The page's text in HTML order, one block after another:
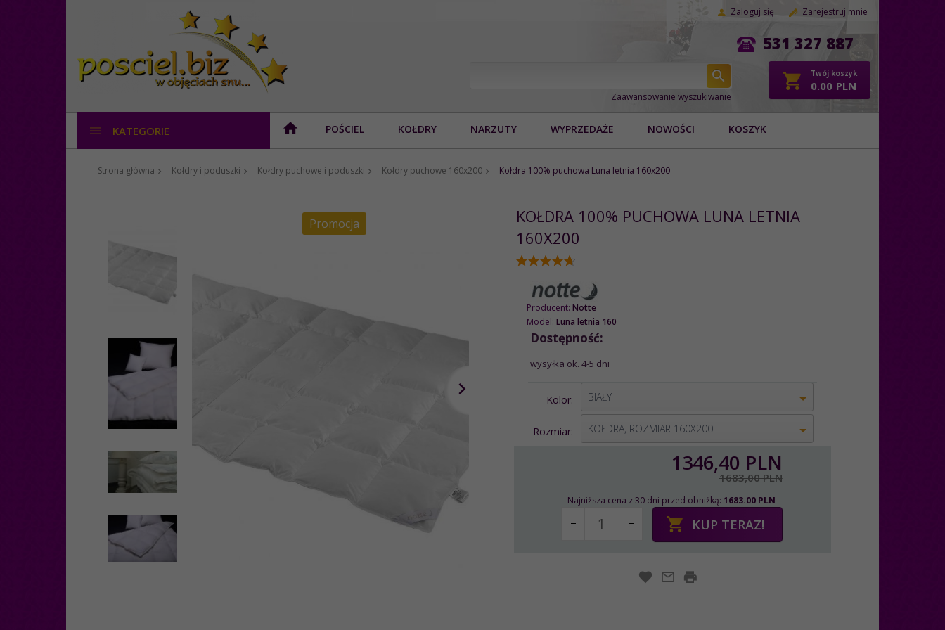
Zaloguj się Zarejestruj mnie
531 327 887
Zaawansowanie wyszukiwanie
Twój koszyk
0.00 PLN
KATEGORIE POŚCIEL KOŁDRY NARZUTY WYPRZEDAŻE NOWOŚCI KOSZYK
Strona główna Kołdry i poduszki Kołdry puchowe i poduszki Kołdry puchowe 160x200 Kołdra 100% puchowa Luna letnia 160x200
Promocja
KOŁDRA 100% PUCHOWA LUNA LETNIA
160X200
Producent: Notte
Model: Luna letnia 160
Dostępność:
wysyłka ok. 4-5 dni
Kolor: BIAŁY
Rozmiar: KOŁDRA, ROZMIAR 160X200
1346,40 PLN
1683,00 PLN
Najniższa cena z 30 dni przed obniżką: 1683.00 PLN
KUP TERAZ!